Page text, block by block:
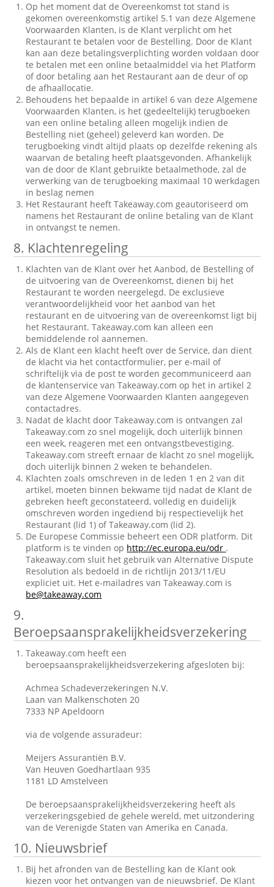
Op het moment dat de Overeenkomst tot stand is
gekomen overeenkomstig artikel 5.1 van deze Algemene
Voorwaarden Klanten, is de Klant verplicht om het
Restaurant te betalen voor de Bestelling. Door de Klant
kan aan deze betalingsverplichting worden voldaan door
te betalen met een online betaalmiddel via het Platform
of door betaling aan het Restaurant aan de deur of op
de afhaallocatie.
Behoudens het bepaalde in artikel 6 van deze Algemene
Voorwaarden Klanten, is het (gedeeltelijk) terugboeken
van een online betaling alleen mogelijk indien de
Bestelling niet (geheel) geleverd kan worden. De
terugboeking vindt altijd plaats op dezelfde rekening als
waarvan de betaling heeft plaatsgevonden. Afhankelijk
van de door de Klant gebruikte betaalmethode, zal de
verwerking van de terugboeking maximaal 10 werkdagen
in beslag nemen
Het Restaurant heeft Takeaway.com geautoriseerd om
namens het Restaurant de online betaling van de Klant
in ontvangst te nemen.
8. Klachtenregeling
Klachten van de Klant over het Aanbod, de Bestelling of
de uitvoering van de Overeenkomst, dienen bij het
Restaurant te worden neergelegd. De exclusieve
verantwoordelijkheid voor het aanbod van het
restaurant en de uitvoering van de overeenkomst ligt bij
het Restaurant. Takeaway.com kan alleen een
bemiddelende rol aannemen.
Als de Klant een klacht heeft over de Service, dan dient
de klacht via het contactformulier, per e-mail of
schriftelijk via de post te worden gecommuniceerd aan
de klantenservice van Takeaway.com op het in artikel 2
van deze Algemene Voorwaarden Klanten aangegeven
contactadres.
Nadat de klacht door Takeaway.com is ontvangen zal
Takeaway.com zo snel mogelijk, doch uiterlijk binnen
een week, reageren met een ontvangstbevestiging.
Takeaway.com streeft ernaar de klacht zo snel mogelijk,
doch uiterlijk binnen 2 weken te behandelen.
Klachten zoals omschreven in de leden 1 en 2 van dit
artikel, moeten binnen bekwame tijd nadat de Klant de
gebreken heeft geconstateerd, volledig en duidelijk
omschreven worden ingediend bij respectievelijk het
Restaurant (lid 1) of Takeaway.com (lid 2).
De Europese Commissie beheert een ODR platform. Dit
platform is te vinden op http://ec.europa.eu/odr .
Takeaway.com sluit het gebruik van Alternative Dispute
Resolution als bedoeld in de richtlijn 2013/11/EU
expliciet uit. Het e-mailadres van Takeaway.com is
be@takeaway.com
9.
Beroepsaansprakelijkheidsverzekering
Takeaway.com heeft een
beroepsaansprakelijkheidsverzekering afgesloten bij:
Achmea Schadeverzekeringen N.V.
Laan van Malkenschoten 20
7333 NP Apeldoorn
via de volgende assuradeur:
Meijers Assurantiën B.V.
Van Heuven Goedhartlaan 935
1181 LD Amstelveen
De beroepsaansprakelijkheidsverzekering heeft als
verzekeringsgebied de gehele wereld, met uitzondering
van de Verenigde Staten van Amerika en Canada.
10. Nieuwsbrief
Bij het afronden van de Bestelling kan de Klant ook
kiezen voor het ontvangen van de nieuwsbrief. De Klant